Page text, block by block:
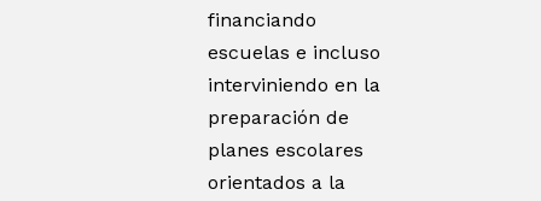
financiando
escuelas e incluso
interviniendo en la
preparación de
planes escolares
orientados a la